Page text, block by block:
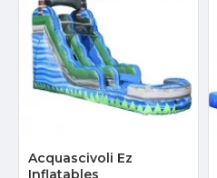
Acquascivoli Ez
Inflatables